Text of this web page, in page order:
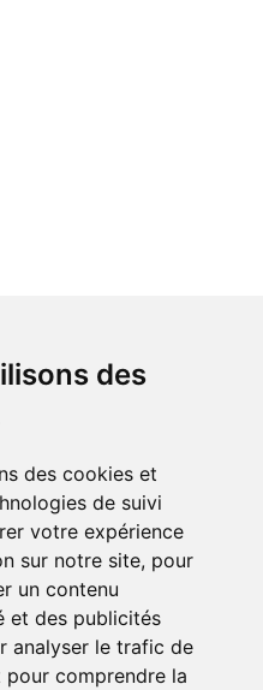
des
des cookies et
de suivi
votre expérience
sur notre site, pour
un contenu
et des publicités
analyser le trafic de
comprendre la